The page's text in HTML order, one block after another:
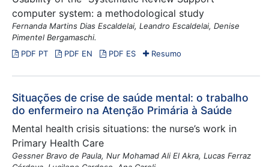
computer system: a methodological study
Fernanda Martins Dias Escaldelai, Leandro Escaldelai, Denise
Pimentel Bergamaschi.
PDF PT
PDF EN PDF ES Resumo
Situações de crise de saúde mental: o trabalho
do enfermeiro na Atenção Primária à Saúde
Mental health crisis situations: the nurse’s work in
Primary Health Care
Gessner Bravo de Paula, Nur Mohamad Ali El Akra, Lucas Ferraz